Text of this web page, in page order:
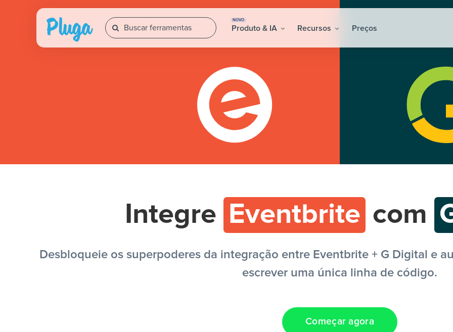
NOVO
Produto & IA Recursos Preços
Integre Eventbrite com
Desbloqueie os superpoderes da integração entre Eventbrite + G Digital e
escrever uma única linha de código.
Começar agora